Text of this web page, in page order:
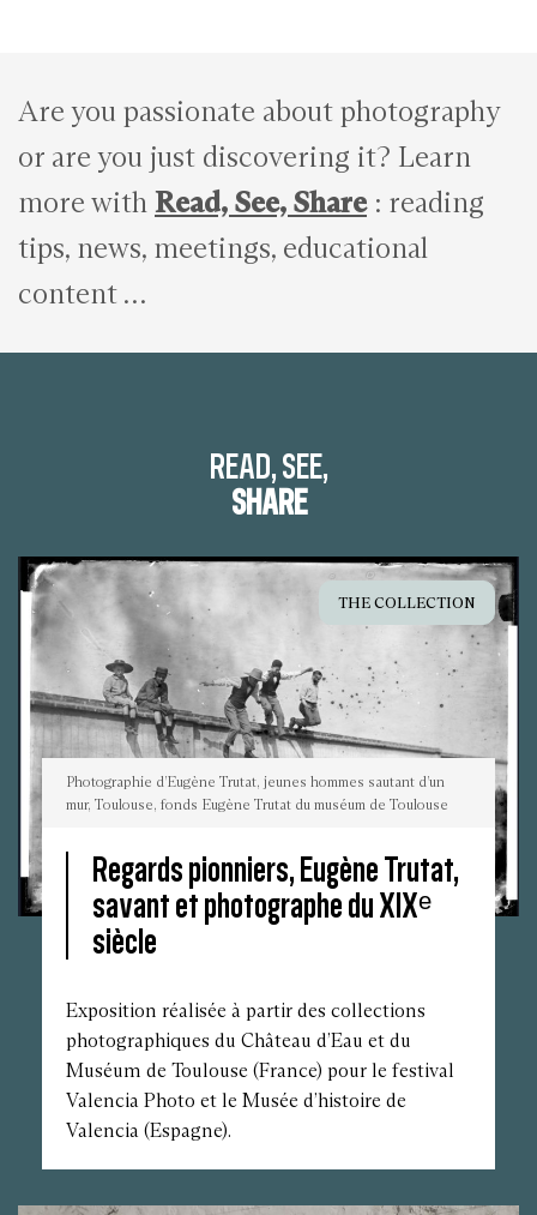
Are you passionate about photography
or are you just discovering it? Learn
more with Read, See, Share: reading
tips, news, meetings, educational
content …
READ, SEE,
SHARE
THE COLLECTION
Photographie
sautant
Toulouse,
Eugène
muséum
Photographie d’Eugène Trutat, jeunes hommes sautant d’un
mur, Toulouse, fonds Eugène Trutat du muséum de Toulouse
Regards pionniers, Eugène Trutat,
savant et photographe du XIXᵉ
siècle
Exposition réalisée à partir des collections
photographiques du Château d’Eau et du
Muséum de Toulouse (France) pour le festival
Valencia Photo et le Musée d’histoire de
Valencia (Espagne).